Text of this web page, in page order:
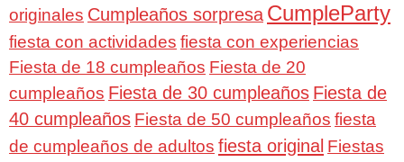
originales Cumpleaños sorpresa CumpleParty
fiesta con actividades fiesta con experiencias
Fiesta de 18 cumpleaños Fiesta de 20
cumpleaños Fiesta de 30 cumpleaños Fiesta de
40 cumpleaños Fiesta de 50 cumpleaños fiesta
de cumpleaños de adultos fiesta original Fiestas